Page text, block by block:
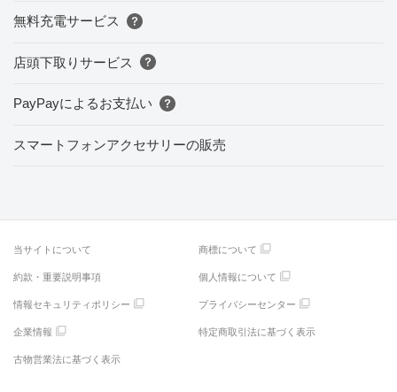
無料充電サービス
店頭下取りサービス
PayPayによるお支払い
スマートフォンアクセサリーの販売
当サイトについて 商標について
約款・重要説明事項 個人情報について
情報セキュリティポリシー プライバシーセンター
企業情報 特定商取引法に基づく表示
古物営業法に基づく表示